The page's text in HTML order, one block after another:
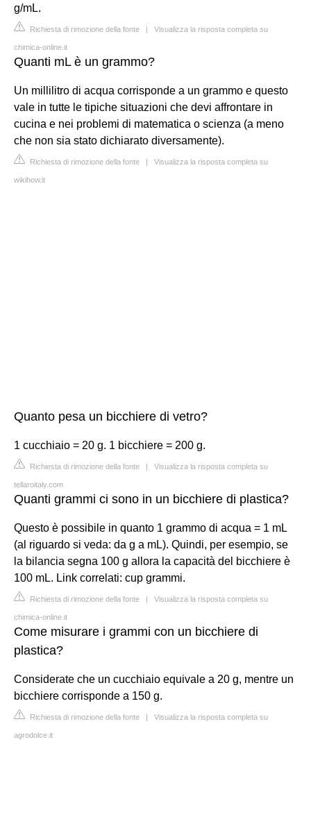
g/mL.
Richiesta di rimozione della fonte | Visualizza la risposta completa su
chimica-online.it
Quanti mL è un grammo?
Un millilitro di acqua corrisponde a un grammo e questo
vale in tutte le tipiche situazioni che devi affrontare in
cucina e nei problemi di matematica o scienza (a meno
che non sia stato dichiarato diversamente).
Richiesta di rimozione della fonte | Visualizza la risposta completa su
wikihow.it
Quanto pesa un bicchiere di vetro?
1 cucchiaio = 20 g. 1 bicchiere = 200 g.
Richiesta di rimozione della fonte | Visualizza la risposta completa su
tellaroitaly.com
Quanti grammi ci sono in un bicchiere di plastica?
Questo è possibile in quanto 1 grammo di acqua = 1 mL
(al riguardo si veda: da g a mL). Quindi, per esempio, se
la bilancia segna 100 g allora la capacità del bicchiere è
100 mL. Link correlati: cup grammi.
Richiesta di rimozione della fonte | Visualizza la risposta completa su
chimica-online.it
Come misurare i grammi con un bicchiere di
plastica?
Considerate che un cucchiaio equivale a 20 g, mentre un
bicchiere corrisponde a 150 g.
Richiesta di rimozione della fonte | Visualizza la risposta completa su
agrodolce.it